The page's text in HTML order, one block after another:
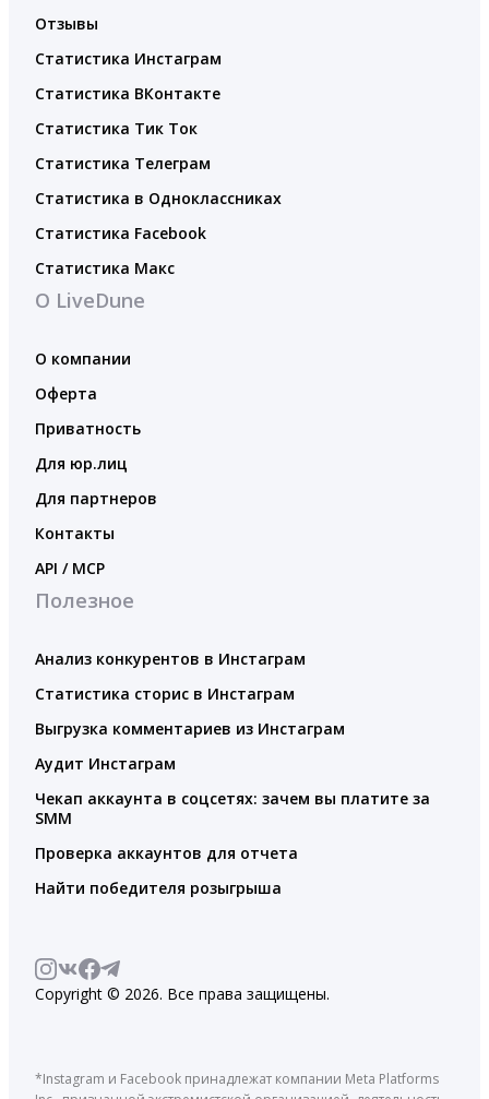
Отзывы
Статистика Инстаграм
Статистика ВКонтакте
Статистика Тик Ток
Статистика Телеграм
Статистика в Одноклассниках
Статистика Facebook
Статистика Макс
О LiveDune
О компании
Оферта
Приватность
Для юр.лиц
Для партнеров
Контакты
API / MCP
Полезное
Анализ конкурентов в Инстаграм
Статистика сторис в Инстаграм
Выгрузка комментариев из Инстаграм
Аудит Инстаграм
Чекап аккаунта в соцсетях: зачем вы платите за
SMM
Проверка аккаунтов для отчета
Найти победителя розыгрыша
Copyright © 2026. Все права защищены.
*Instagram и Facebook принадлежат компании Meta Platforms